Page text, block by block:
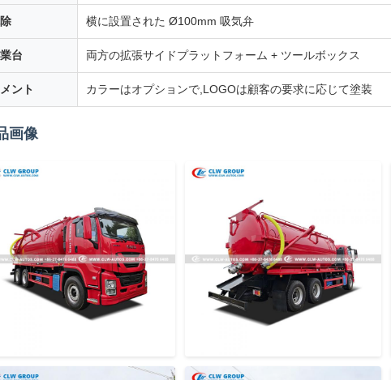
横に設置された Ø100mm 吸気弁
台 両方の拡張サイドプラットフォーム + ツールボックス
ント カラーはオプションで,LOGOは顧客の要求に応じて塗装
画像